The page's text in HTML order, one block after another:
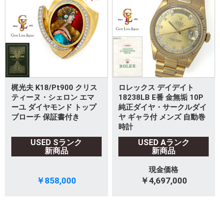
梶光夫 K18/Pt900 クリス
ティーヌ・シェロン エマ
ーユ ダイヤモンド トップ
ブローチ 保証書付き
USED Sランク
新商品
￥858,000
ロレックス デイデイト
18238LB E番 金無垢 10P
純正ダイヤ・サークルダイ
ヤ ギャラ付 メンズ 自動巻
時計
USED Aランク
新商品
現金価格
￥4,697,000